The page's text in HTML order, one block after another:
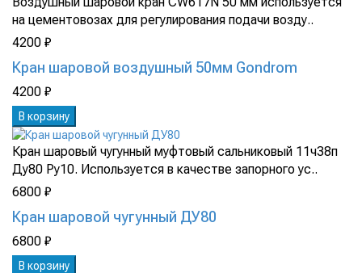
на цементовозах для регулирования подачи возду..
4200 ₽
Кран шаровой воздушный 50мм Gondrom
4200 ₽
В корзину
Кран шаровый чугунный муфтовый сальниковый 11ч38п
Ду80 Ру10. Используется в качестве запорного ус..
6800 ₽
Кран шаровой чугунный ДУ80
6800 ₽
В корзину